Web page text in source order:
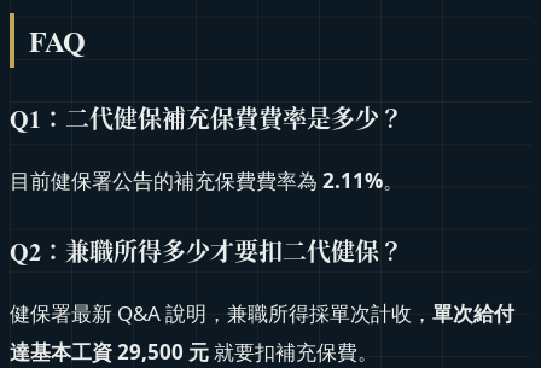
FAQ
Q1：二代健保補充保費費率是多少？
目前健保署公告的補充保費費率為 2.11%。
Q2：兼職所得多少才要扣二代健保？
健保署最新 Q&A 說明，兼職所得採單次計收， 單次給付
達基本工資 29,500 元就要扣補充保費。